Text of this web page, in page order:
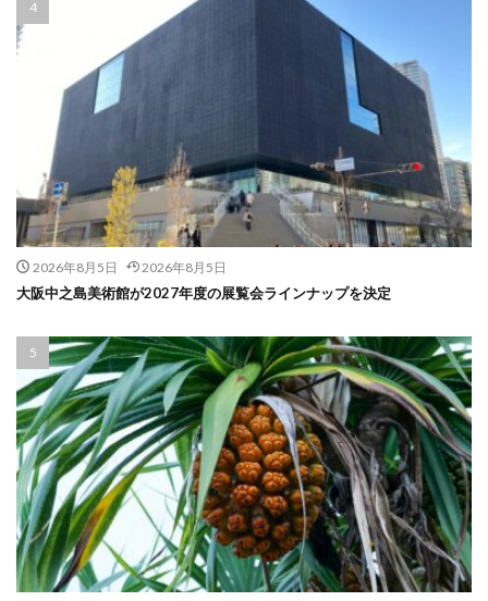
2026年8月5日 2026年8月5日
大阪中之島美術館が2027年度の展覧会ラインナップを決定